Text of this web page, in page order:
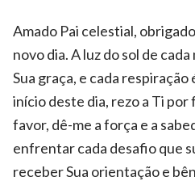
Amado Pai celestial,
novo dia. A luz do sol de
Sua graça, e cada
início deste dia, rezo a Ti por
favor, dê-me a força e a
enfrentar cada desafio que
receber Sua orientação e